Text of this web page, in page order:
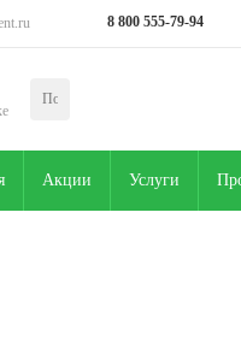
8 800 555-79-94
Акции Услуги